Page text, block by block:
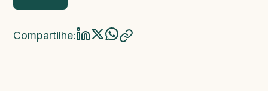
Compartilhe: